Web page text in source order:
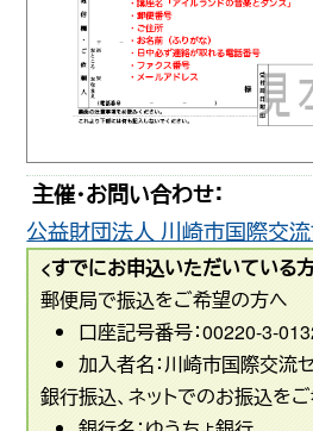
主催・お問い合わせ：
公益財団法人 川崎市国際交
<すでにお申込いただいている
郵便局で振込をご希望の方へ
口座記号番号：00220-3-
加入者名：川崎市国際交流
銀行振込、ネットでのお振込を